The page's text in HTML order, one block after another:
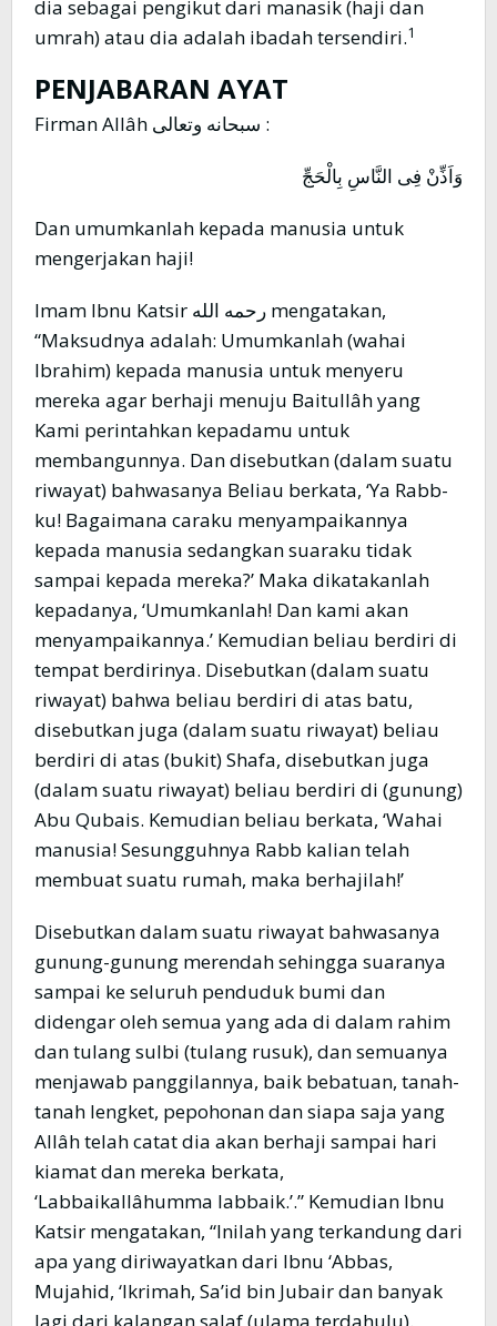
dia sebagai pengikut dari manasik (haji dan
umrah) atau dia adalah ibadah tersendiri.1
PENJABARAN AYAT
Firman Allâh سبحانه وتعالى :
وَاَذِّنْ فِى النَّاسِ بِالْحَجِّ
Dan umumkanlah kepada manusia untuk
mengerjakan haji!
Imam Ibnu Katsir رحمه الله mengatakan,
“Maksudnya adalah: Umumkanlah (wahai
Ibrahim) kepada manusia untuk menyeru
mereka agar berhaji menuju Baitullâh yang
Kami perintahkan kepadamu untuk
membangunnya. Dan disebutkan (dalam suatu
riwayat) bahwasanya Beliau berkata, ‘Ya Rabb-
ku! Bagaimana caraku menyampaikannya
kepada manusia sedangkan suaraku tidak
sampai kepada mereka?’ Maka dikatakanlah
kepadanya, ‘Umumkanlah! Dan kami akan
menyampaikannya.’ Kemudian beliau berdiri di
tempat berdirinya. Disebutkan (dalam suatu
riwayat) bahwa beliau berdiri di atas batu,
disebutkan juga (dalam suatu riwayat) beliau
berdiri di atas (bukit) Shafa, disebutkan juga
(dalam suatu riwayat) beliau berdiri di (gunung)
Abu Qubais. Kemudian beliau berkata, ‘Wahai
manusia! Sesungguhnya Rabb kalian telah
membuat suatu rumah, maka berhajilah!’
Disebutkan dalam suatu riwayat bahwasanya
gunung-gunung merendah sehingga suaranya
sampai ke seluruh penduduk bumi dan
didengar oleh semua yang ada di dalam rahim
dan tulang sulbi (tulang rusuk), dan semuanya
menjawab panggilannya, baik bebatuan, tanah-
tanah lengket, pepohonan dan siapa saja yang
Allâh telah catat dia akan berhaji sampai hari
kiamat dan mereka berkata,
‘Labbaikallâhumma labbaik.’.” Kemudian Ibnu
Katsir mengatakan, “Inilah yang terkandung dari
apa yang diriwayatkan dari Ibnu ‘Abbas,
Mujahid, ‘Ikrimah, Sa’id bin Jubair dan banyak